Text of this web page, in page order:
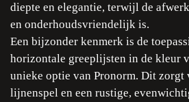
diepte en elegantie, terwijl de
en onderhoudsvriendelijk is.
Een bijzonder kenmerk is de
horizontale greeplijsten in de kleur
unieke optie van Pronorm. Dit zorgt
lijnenspel en een rustige,